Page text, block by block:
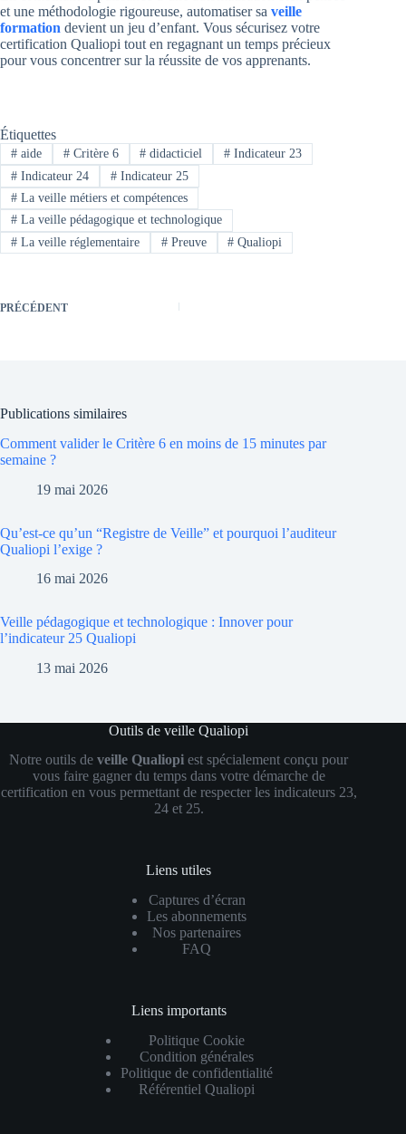
et une méthodologie rigoureuse, automatiser sa veille
formation devient un jeu d’enfant. Vous sécurisez votre
certification Qualiopi tout en regagnant un temps précieux
pour vous concentrer sur la réussite de vos apprenants.
Étiquettes
#aide #Critère 6 # didacticiel # Indicateur 23
#Indicateur 24 #Indicateur 25
#La veille métiers et compétences
#La veille pédagogique et technologique
#La veille réglementaire #Preuve # Qualiopi
PRÉCÉDENT
Publications similaires
Comment valider le Critère 6 en moins de 15 minutes par
semaine ?
19 mai 2026
Qu’est-ce qu’un “Registre de Veille” et pourquoi l’auditeur
Qualiopi l’exige ?
16 mai 2026
Veille pédagogique et technologique : Innover pour
l’indicateur 25 Qualiopi
13 mai 2026
Outils de veille Qualiopi
Notre outils deveille Qualiopiest spécialement conçu pour
vous faire gagner du temps dans votre démarche de
certification en vous permettant de respecter les indicateurs 23,
24 et 25.
Liens utiles
Captures d’écran
Les abonnements
Nos partenaires
FAQ
Liens importants
Politique Cookie
Condition générales
Politique de confidentialité
Référentiel Qualiopi